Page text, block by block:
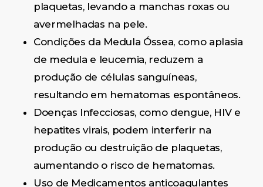
plaquetas, levando a manchas roxas ou
avermelhadas na pele.
Condições da Medula Óssea, como aplasia
de medula e leucemia, reduzem a
produção de células sanguíneas,
resultando em hematomas espontâneos.
Doenças Infecciosas, como dengue, HIV e
hepatites virais, podem interferir na
produção ou destruição de plaquetas,
aumentando o risco de hematomas.
Uso de Medicamentos anticoagulantes